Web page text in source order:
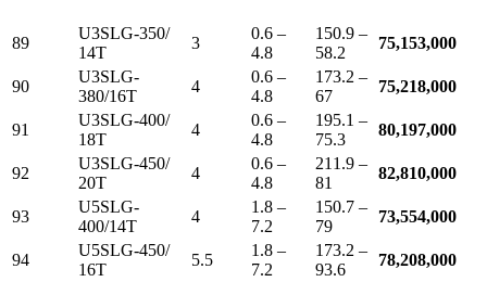
89
U3SLG-350/
14T
3
0.6 –
4.8
150.9 –
58.2
75,153,000
90
U3SLG-
380/16T
4
0.6 –
4.8
173.2 –
67
75,218,000
91
U3SLG-400/
18T
4
0.6 –
4.8
195.1 –
75.3
80,197,000
92
U3SLG-450/
20T
4
0.6 –
4.8
211.9 –
81
82,810,000
93
U5SLG-
400/14T
4
1.8 –
7.2
150.7 –
79
73,554,000
94
U5SLG-450/
16T
5.5
1.8 –
7.2
173.2 –
93.6
78,208,000